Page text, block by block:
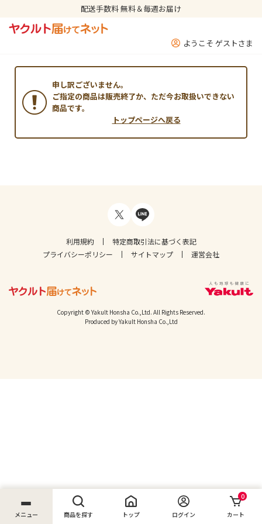
配送手数料 無料＆毎週お届け
ようこそ ゲストさま
メニュー 商品を探す トップ ログイン
0
カート
申し訳ございません。
ご指定の商品は販売終了か、ただ今お取扱いできない
商品です。
トップページへ戻る
利用規約
特定商取引法に基づく表記
プライバシーポリシー
サイトマップ 運営会社
Copyright © Yakult Honsha Co.,Ltd. All Rights Reserved.
Produced by Yakult Honsha Co.,Ltd